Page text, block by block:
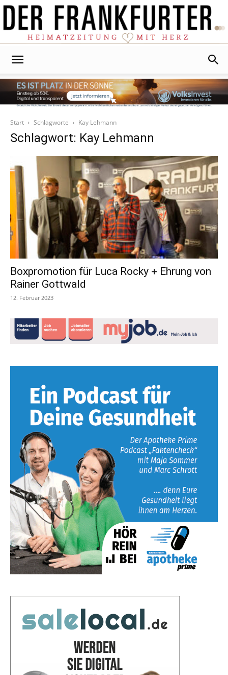
Start
Schlagworte Kay Lehmann
Schlagwort: Kay Lehmann
Boxpromotion für Luca Rocky + Ehrung von
Rainer Gottwald
12. Februar 2023